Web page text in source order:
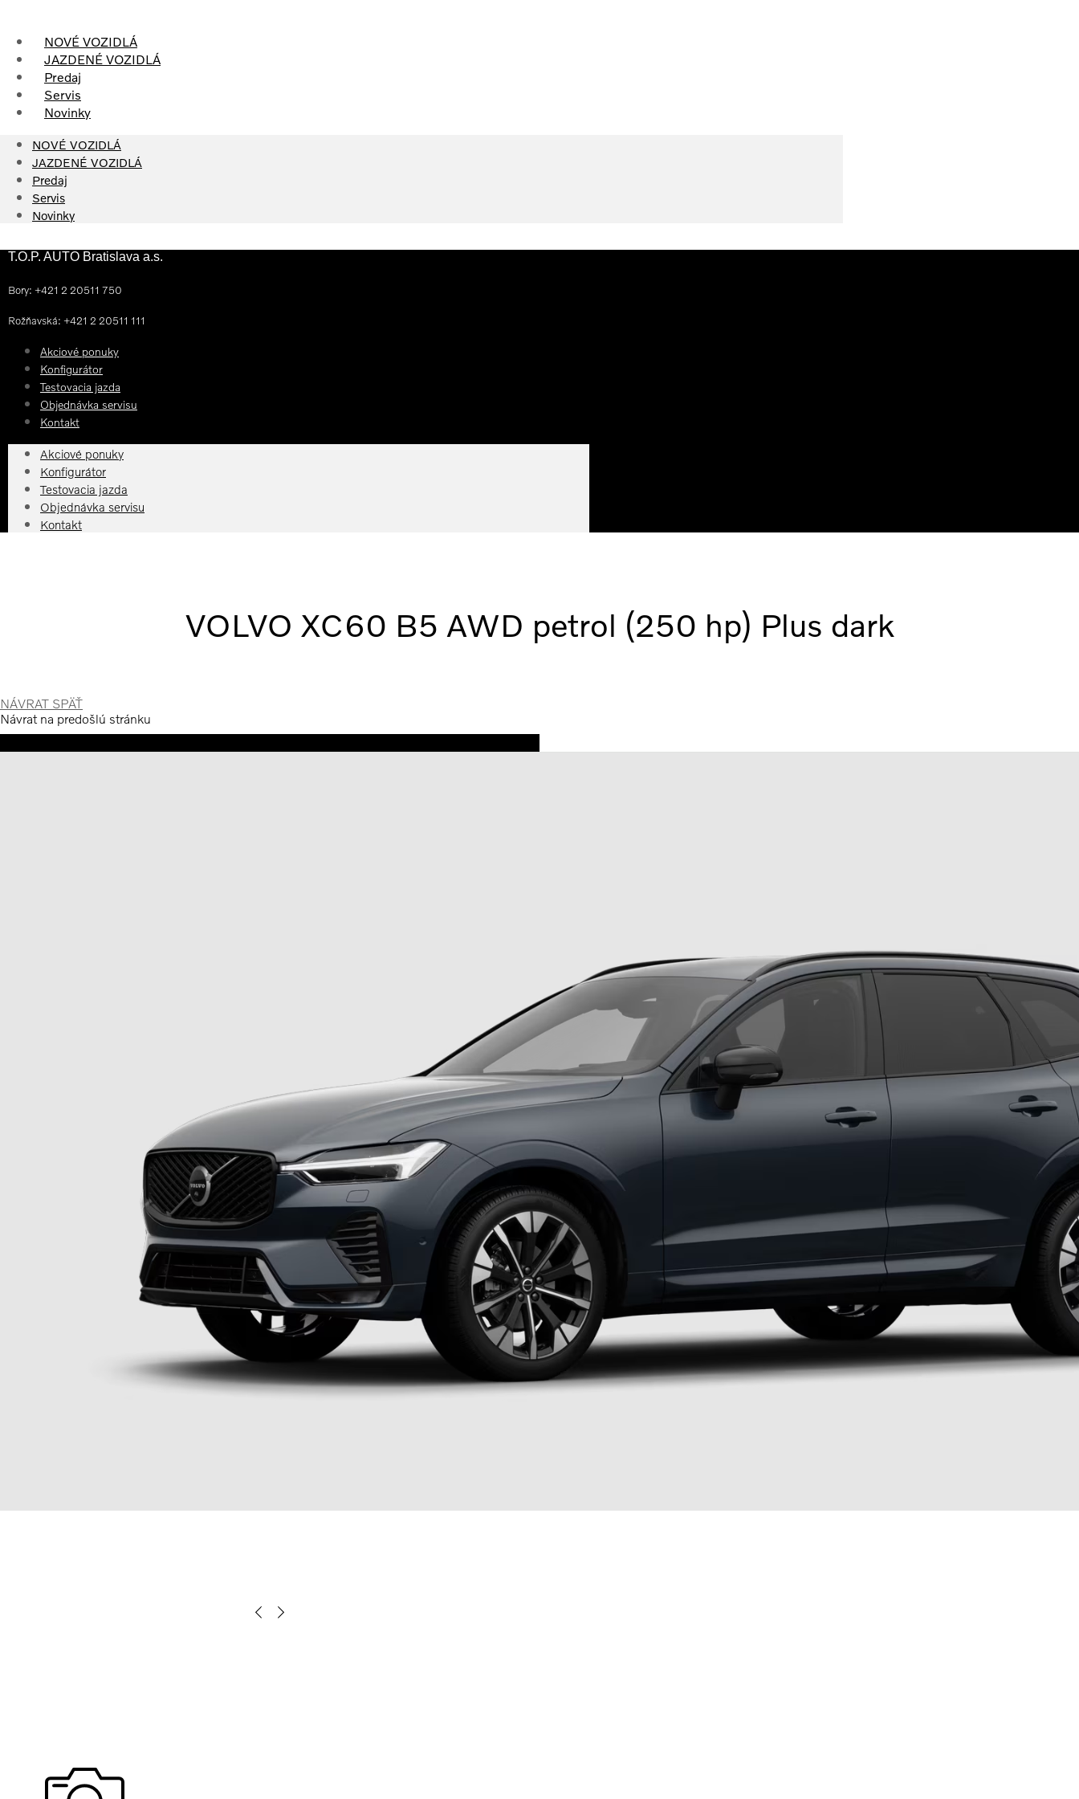
contentNOVÉ VOZIDLÁ
JAZDENÉ VOZIDLÁ
Predaj
Servis
Novinky
NOVÉ VOZIDLÁ
JAZDENÉ VOZIDLÁ
Predaj
Servis
Novinky
T.O.P. AUTO Bratislava a.s.
Bory: +421 2 20511 750
Rožňavská: +421 2 20511 111
Akciové ponuky
Konfigurátor
Testovacia jazda
Objednávka servisu
Kontakt
Akciové ponuky
Konfigurátor
Testovacia jazda
Objednávka servisu
Kontakt
VOLVO XC60 B5 AWD petrol (250 hp) Plus dark
NÁVRAT SPÄŤ
Návrat na predošlú stránku